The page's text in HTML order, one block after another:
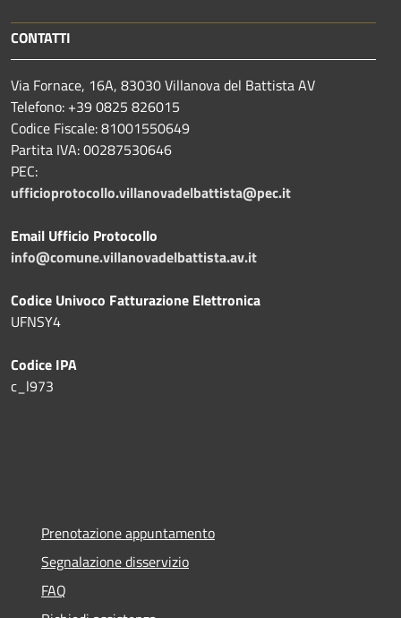
CONTATTI
Via Fornace, 16A, 83030 Villanova del Battista AV
Telefono: +39 0825 826015
Codice Fiscale: 81001550649
Partita IVA: 00287530646
PEC:
ufficioprotocollo.villanovadelbattista@pec.it
Email Ufficio Protocollo
info@comune.villanovadelbattista.av.it
Codice Univoco Fatturazione Elettronica
UFNSY4
Codice IPA
c_l973
Prenotazione appuntamento
Segnalazione disservizio
FAQ